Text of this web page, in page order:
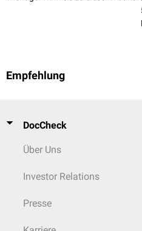
Empfehlung
DocCheck
Über Uns
Investor Relations
Presse